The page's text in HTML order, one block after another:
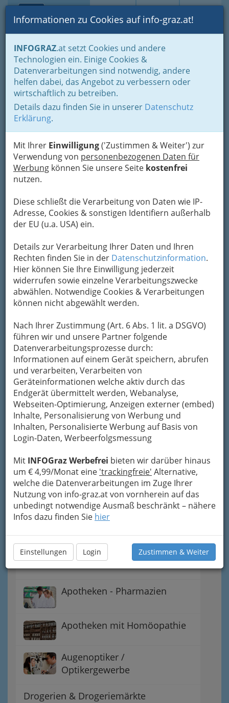
Suche Login Toggle
Informationen zu Cookies auf info-graz.at!
INFOGRAZ.at setzt Cookies und andere
Technologien ein. Einige Cookies &
Datenverarbeitungen sind notwendig, andere
helfen dabei, das Angebot zu verbessern oder
wirtschaftlich zu betreiben.
Details dazu finden Sie in unserer Datenschutz
Erklärung.
Mit Ihrer Einwilligung('Zustimmen & Weiter') zur
Verwendung von personenbezogenen Daten für
Werbung können Sie unsere Seite kostenfrei
nutzen.
Diese schließt die Verarbeitung von Daten wie IP-
Adresse, Cookies & sonstigen Identifiern außerhalb
der EU (u.a. USA) ein.
Details zur Verarbeitung Ihrer Daten und Ihren
Rechten finden Sie in der Datenschutzinformation.
Hier können Sie Ihre Einwilligung jederzeit
widerrufen sowie einzelne Verarbeitungszwecke
abwählen. Notwendige Cookies & Verarbeitungen
können nicht abgewählt werden.
Nach Ihrer Zustimmung (Art. 6 Abs. 1 lit. a DSGVO)
führen wir und unsere Partner folgende
Datenverarbeitungsprozesse durch:
Informationen auf einem Gerät speichern, abrufen
und verarbeiten, Verarbeiten von
Geräteinformationen welche aktiv durch das
Endgerät übermittelt werden, Webanalyse,
Webseiten-Optimierung, Anzeigen externer (embed)
Inhalte, Personalisierung von Werbung und
Inhalten, Personalisierte Werbung auf Basis von
Login-Daten, Werbeerfolgsmessung
Mit INFOGraz Werbefrei bieten wir darüber hinaus
um € 4,99/Monat eine 'trackingfreie' Alternative,
welche die Datenverarbeitungen im Zuge Ihrer
Nutzung von info-graz.at von vornherein auf das
unbedingt notwendige Ausmaß beschränkt – nähere
Infos dazu finden Sie hier
Einstellungen Login Zustimmen & Weiter
Home Branchen
Gesundheit und Soziales
Allgemeinmediziner - Ärzte - Hausarzt
Dr. Roman Artner - Arzt für
Allgemeinmedizin
Packerstraße 83, 8501 Lieboch
+43 3136 613 15 - 0
+43 3136 613 15 - 21
Karte
Karte anzeigen
Gesundheit & Soziales
Adressen und Wissenswertes
zu Massage
Allgemeinmediziner - Ärzte -
Hausarzt
Altenheime -
Pflegeeinrichtungen für
Senioren und Seniorinnen
Apotheken - Pharmazien
Apotheken mit Homöopathie
Augenoptiker /
Optikergewerbe
Drogerien & Drogeriemärkte